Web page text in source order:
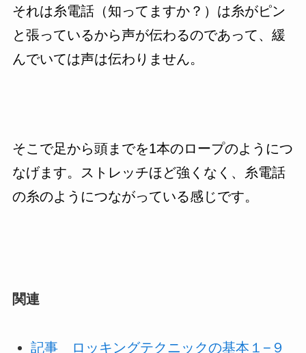
それは糸電話（知ってますか？）は糸がピン
と張っているから声が伝わるのであって、緩
んでいては声は伝わりません。
そこで足から頭までを1本のロープのようにつ
なげます。ストレッチほど強くなく、糸電話
の糸のようにつながっている感じです。
関連
記事 ロッキングテクニックの基本１−９